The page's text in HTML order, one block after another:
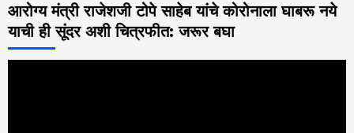
आरोग्य मंत्री राजेशजी टोपे साहेब यांचे कोरोनाला घाबरू नये
याची ही सूंदर अशी चित्रफीत: जरूर बघा